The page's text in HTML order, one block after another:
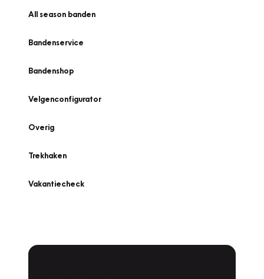
All season banden
Bandenservice
Bandenshop
Velgenconfigurator
Overig
Trekhaken
Vakantiecheck